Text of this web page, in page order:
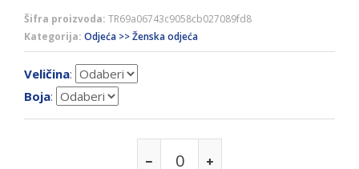
Šifra proizvoda: TR69a06743c9058cb027089fd8
Kategorija: Odjeća >> Ženska odjeća
Veličina:
Boja: